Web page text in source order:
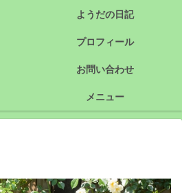
ようだの日記
プロフィール
お問い合わせ
メニュー